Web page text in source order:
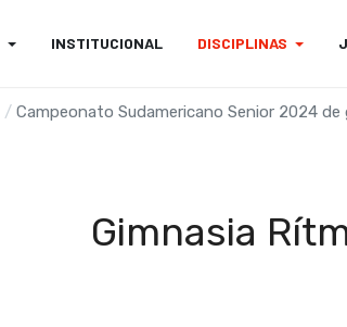
INSTITUCIONAL DISCIPLINAS
Campeonato Sudamericano Senior 2024 de
Gimnasia